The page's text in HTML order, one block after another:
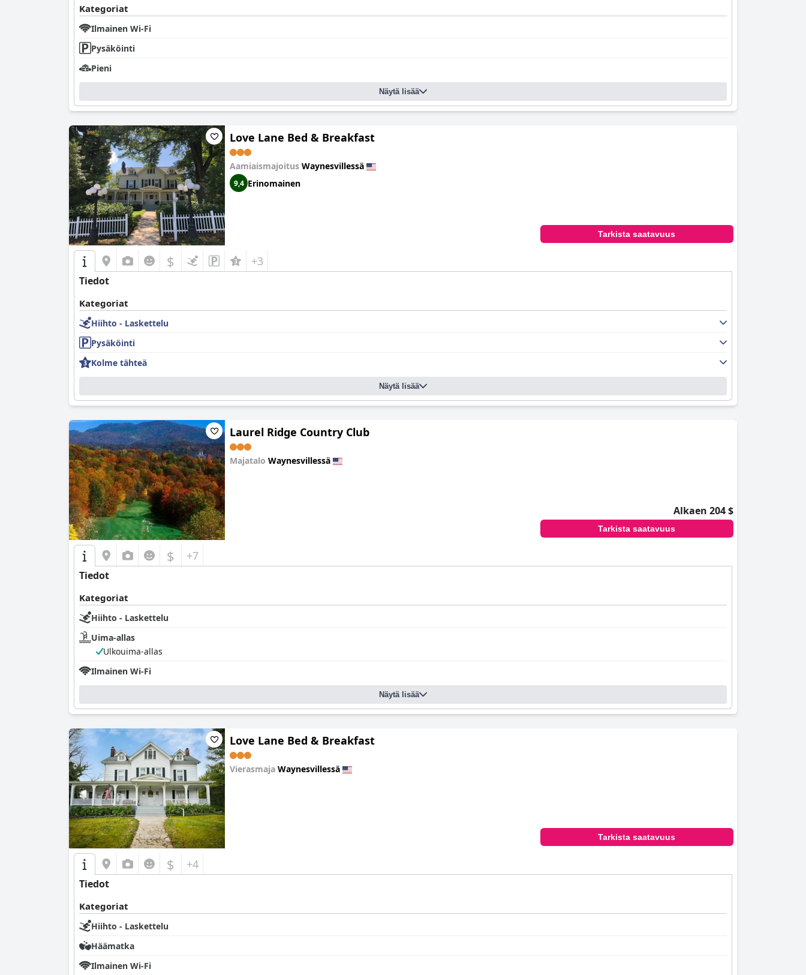
Kategoriat
Ilmainen Wi-Fi
Pysäköinti
Pieni
Näytä lisää
Love Lane Bed & Breakfast
Aamiaismajoitus Waynesvillessä
9,4 Erinomainen
Tarkista saatavuus
$ +3
Tiedot
Kategoriat
Hiihto - Laskettelu
Pysäköinti
Kolme tähteä
Näytä lisää
Laurel Ridge Country Club
Majatalo Waynesvillessä
Alkaen 204 $
Tarkista saatavuus
$ +7
Tiedot
Kategoriat
Hiihto - Laskettelu
Uima-allas
Ulkouima-allas
Ilmainen Wi-Fi
Näytä lisää
Love Lane Bed & Breakfast
Vierasmaja Waynesvillessä
Tarkista saatavuus
$ +4
Tiedot
Kategoriat
Hiihto - Laskettelu
Häämatka
Ilmainen Wi-Fi